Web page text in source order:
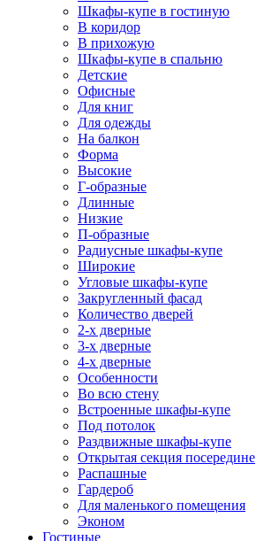
Шкафы-купе в гостиную
В коридор
В прихожую
Шкафы-купе в спальню
Детские
Офисные
Для книг
Для одежды
На балкон
Форма
Высокие
Г-образные
Длинные
Низкие
П-образные
Радиусные шкафы-купе
Широкие
Угловые шкафы-купе
Закругленный фасад
Количество дверей
2-х дверные
3-х дверные
4-х дверные
Особенности
Во всю стену
Встроенные шкафы-купе
Под потолок
Раздвижные шкафы-купе
Открытая секция посередине
Распашные
Гардероб
Для маленького помещения
Эконом
Гостиные